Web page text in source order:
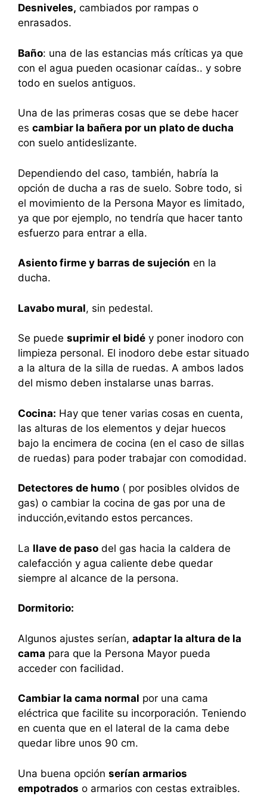
Desniveles, cambiados por rampas o
enrasados.
Baño: una de las estancias más críticas ya que
con el agua pueden ocasionar caídas.. y sobre
todo en suelos antiguos.
Una de las primeras cosas que se debe hacer
es cambiar la bañera por un plato de ducha
con suelo antideslizante.
Dependiendo del caso, también, habría la
opción de ducha a ras de suelo. Sobre todo, si
el movimiento de la Persona Mayor es limitado,
ya que por ejemplo, no tendría que hacer tanto
esfuerzo para entrar a ella.
Asiento firme y barras de sujeción en la
ducha.
Lavabo mural, sin pedestal.
Se puede suprimir el bidé y poner inodoro con
limpieza personal. El inodoro debe estar situado
a la altura de la silla de ruedas. A ambos lados
del mismo deben instalarse unas barras.
Cocina: Hay que tener varias cosas en cuenta,
las alturas de los elementos y dejar huecos
bajo la encimera de cocina (en el caso de sillas
de ruedas) para poder trabajar con comodidad.
Detectores de humo ( por posibles olvidos de
gas) o cambiar la cocina de gas por una de
inducción,evitando estos percances.
La llave de paso del gas hacia la caldera de
calefacción y agua caliente debe quedar
siempre al alcance de la persona.
Dormitorio:
Algunos ajustes serían, adaptar la altura de la
cama para que la Persona Mayor pueda
acceder con facilidad.
Cambiar la cama normal por una cama
eléctrica que facilite su incorporación. Teniendo
en cuenta que en el lateral de la cama debe
quedar libre unos 90 cm.
Una buena opción serían armarios
empotrados o armarios con cestas extraibles.